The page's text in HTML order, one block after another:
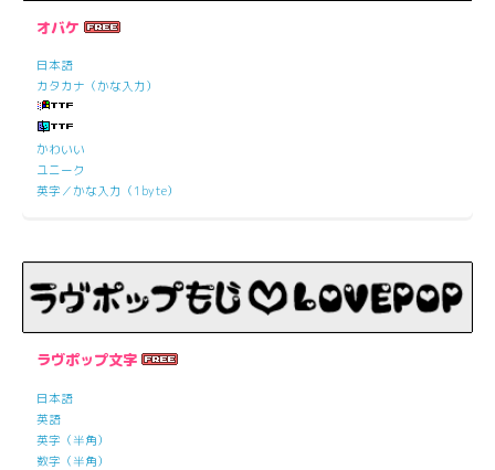
オバケ
日本語
カタカナ（かな入力）
かわいい
ユニーク
英字／かな入力（1byte）
ラヴポップ文字
日本語
英語
英字（半角）
数字（半角）